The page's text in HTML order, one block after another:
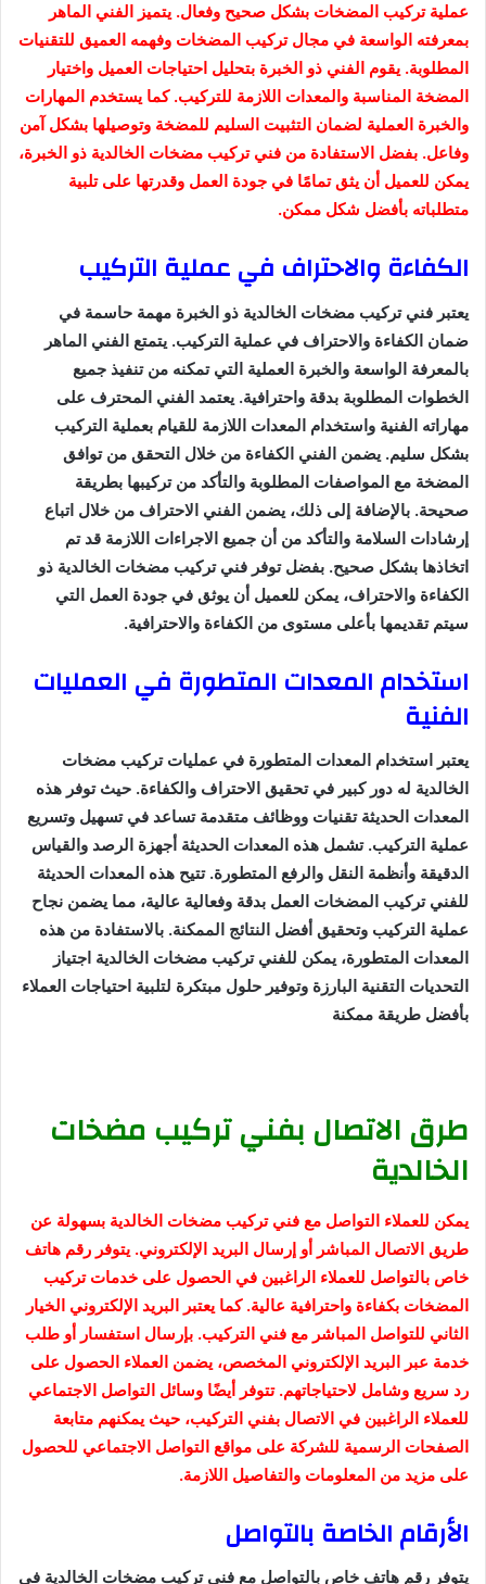
عملية تركيب المضخات بشكل صحيح وفعال. يتميز الفني الماهر
بمعرفته الواسعة في مجال تركيب المضخات وفهمه العميق للتقنيات
المطلوبة. يقوم الفني ذو الخبرة بتحليل احتياجات العميل واختيار
المضخة المناسبة والمعدات اللازمة للتركيب. كما يستخدم المهارات
والخبرة العملية لضمان التثبيت السليم للمضخة وتوصيلها بشكل آمن
وفاعل. بفضل الاستفادة من فني تركيب مضخات الخالدية ذو الخبرة،
يمكن للعميل أن يثق تمامًا في جودة العمل وقدرتها على تلبية
متطلباته بأفضل شكل ممكن.
الكفاءة والاحتراف في عملية التركيب
يعتبر فني تركيب مضخات الخالدية ذو الخبرة مهمة حاسمة في
ضمان الكفاءة والاحتراف في عملية التركيب. يتمتع الفني الماهر
بالمعرفة الواسعة والخبرة العملية التي تمكنه من تنفيذ جميع
الخطوات المطلوبة بدقة واحترافية. يعتمد الفني المحترف على
مهاراته الفنية واستخدام المعدات اللازمة للقيام بعملية التركيب
بشكل سليم. يضمن الفني الكفاءة من خلال التحقق من توافق
المضخة مع المواصفات المطلوبة والتأكد من تركيبها بطريقة
صحيحة. بالإضافة إلى ذلك، يضمن الفني الاحتراف من خلال اتباع
إرشادات السلامة والتأكد من أن جميع الاجراءات اللازمة قد تم
اتخاذها بشكل صحيح. بفضل توفر فني تركيب مضخات الخالدية ذو
الكفاءة والاحتراف، يمكن للعميل أن يوثق في جودة العمل التي
سيتم تقديمها بأعلى مستوى من الكفاءة والاحترافية.
استخدام المعدات المتطورة في العمليات
الفنية
يعتبر استخدام المعدات المتطورة في عمليات تركيب مضخات
الخالدية له دور كبير في تحقيق الاحتراف والكفاءة. حيث توفر هذه
المعدات الحديثة تقنيات ووظائف متقدمة تساعد في تسهيل وتسريع
عملية التركيب. تشمل هذه المعدات الحديثة أجهزة الرصد والقياس
الدقيقة وأنظمة النقل والرفع المتطورة. تتيح هذه المعدات الحديثة
للفني تركيب المضخات العمل بدقة وفعالية عالية، مما يضمن نجاح
عملية التركيب وتحقيق أفضل النتائج الممكنة. بالاستفادة من هذه
المعدات المتطورة، يمكن للفني تركيب مضخات الخالدية اجتياز
التحديات التقنية البارزة وتوفير حلول مبتكرة لتلبية احتياجات العملاء
بأفضل طريقة ممكنة
طرق الاتصال بفني تركيب مضخات
الخالدية
يمكن للعملاء التواصل مع فني تركيب مضخات الخالدية بسهولة عن
طريق الاتصال المباشر أو إرسال البريد الإلكتروني. يتوفر رقم هاتف
خاص بالتواصل للعملاء الراغبين في الحصول على خدمات تركيب
المضخات بكفاءة واحترافية عالية. كما يعتبر البريد الإلكتروني الخيار
الثاني للتواصل المباشر مع فني التركيب. بإرسال استفسار أو طلب
خدمة عبر البريد الإلكتروني المخصص، يضمن العملاء الحصول على
رد سريع وشامل لاحتياجاتهم. تتوفر أيضًا وسائل التواصل الاجتماعي
للعملاء الراغبين في الاتصال بفني التركيب، حيث يمكنهم متابعة
الصفحات الرسمية للشركة على مواقع التواصل الاجتماعي للحصول
على مزيد من المعلومات والتفاصيل اللازمة.
الأرقام الخاصة بالتواصل
يتوفر رقم هاتف خاص بالتواصل مع فني تركيب مضخات الخالدية في